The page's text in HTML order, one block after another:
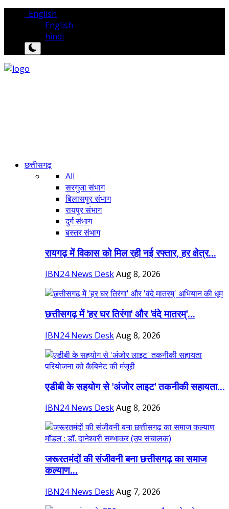
English
English
hindi
छत्तीसगढ़
All
सरगुजा संभाग
बिलासपुर संभाग
रायपुर संभाग
दुर्ग संभाग
बस्तर संभाग
रायगढ़ में विकास को मिल रही नई रफ्तार, हर क्षेत्र...
IBN24 News DeskAug 8, 2026
छत्तीसगढ़ में 'हर घर तिरंगा' और 'वंदे मातरम्'...
IBN24 News DeskAug 8, 2026
एडीबी के सहयोग से 'अंजोर लाइट' तकनीकी सहायता...
IBN24 News DeskAug 8, 2026
जरूरतमंदों की संजीवनी बना छत्तीसगढ़ का समाज
कल्याण...
IBN24 News DeskAug 7, 2026